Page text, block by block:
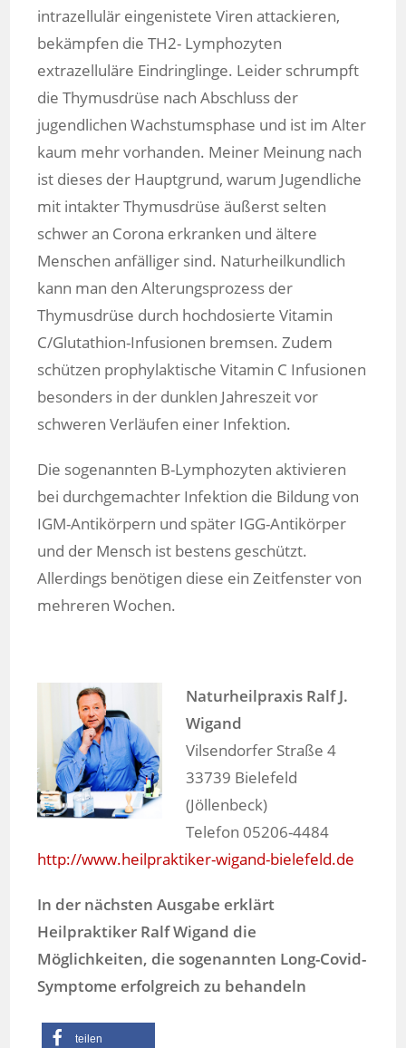
intrazellulär eingenistete Viren attackieren,
bekämpfen die TH2- Lymphozyten
extrazelluläre Eindringlinge. Leider schrumpft
die Thymusdrüse nach Abschluss der
jugendlichen Wachstumsphase und ist im Alter
kaum mehr vorhanden. Meiner Meinung nach
ist dieses der Hauptgrund, warum Jugendliche
mit intakter Thymusdrüse äußerst selten
schwer an Corona erkranken und ältere
Menschen anfälliger sind. Naturheilkundlich
kann man den Alterungsprozess der
Thymusdrüse durch hochdosierte Vitamin
C/Glutathion-Infusionen bremsen. Zudem
schützen prophylaktische Vitamin C Infusionen
besonders in der dunklen Jahreszeit vor
schweren Verläufen einer Infektion.
Die sogenannten B-Lymphozyten aktivieren
bei durchgemachter Infektion die Bildung von
IGM-Antikörpern und später IGG-Antikörper
und der Mensch ist bestens geschützt.
Allerdings benötigen diese ein Zeitfenster von
mehreren Wochen.
Naturheilpraxis Ralf J.
Wigand
Vilsendorfer Straße 4
33739 Bielefeld
(Jöllenbeck)
Telefon 05206-4484
http://www.heilpraktiker-wigand-bielefeld.de
In der nächsten Ausgabe erklärt
Heilpraktiker Ralf Wigand die
Möglichkeiten, die sogenannten Long-Covid-
Symptome erfolgreich zu behandeln
teilen